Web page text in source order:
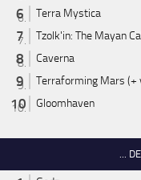
Terra Mystica
Tzolk'in: The Mayan
Caverna
Terraforming Mars (+
Gloomhaven
...